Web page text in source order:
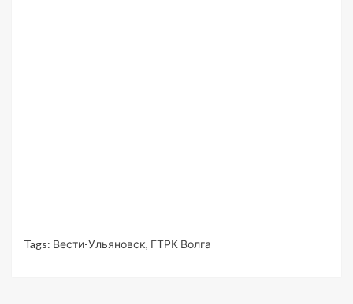
Tags: Вести-Ульяновск, ГТРК Волга